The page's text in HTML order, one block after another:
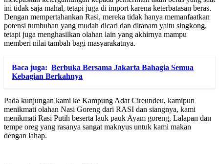
ini tidak saja mahal, tetapi juga di import karena keterbatasan beras.
Dengan mempertahankan Rasi, mereka tidak hanya memanfaatkan
potensi tumbuhan yang mudah dicari dan ditanam yaitu singkong,
tetapi juga menghasilkan olahan lain yang akhirnya mampu
memberi nilai tambah bagi masyarakatnya.
Baca juga: Berbuka Bersama Jakarta Bahagia Semua
Kebagian Berkahnya
Pada kunjungan kami ke Kampung Adat Cireundeu, kamipun
menikmati olahan Nasi Goreng dari RASI dan siangnya, kami
menikmati Rasi Putih beserta lauk pauk Ayam goreng, Lalapan dan
tempe oreg yang rasanya sangat maknyus untuk kami makan
dengan lahap.